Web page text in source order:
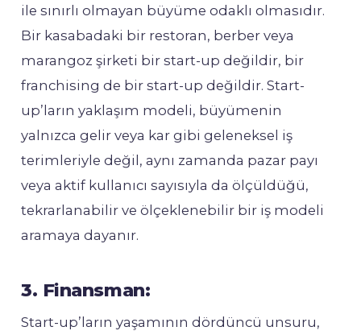
ile sınırlı olmayan büyüme odaklı olmasıdır.
Bir kasabadaki bir restoran, berber veya
marangoz şirketi bir start-up değildir, bir
franchising de bir start-up değildir. Start-
up’ların yaklaşım modeli, büyümenin
yalnızca gelir veya kar gibi geleneksel iş
terimleriyle değil, aynı zamanda pazar payı
veya aktif kullanıcı sayısıyla da ölçüldüğü,
tekrarlanabilir ve ölçeklenebilir bir iş modeli
aramaya dayanır.
3. Finansman:
Start-up’ların yaşamının dördüncü unsuru,